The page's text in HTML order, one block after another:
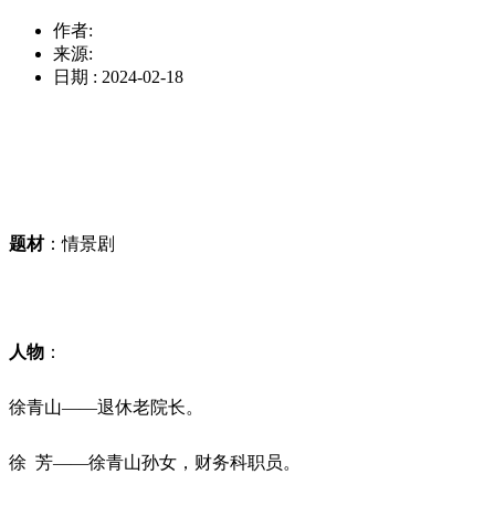
作者:
来源:
日期 : 2024-02-18
题材：情景剧
人物 ：
徐青山——退休老院长。
徐 芳——徐青山孙女，财务科职员。